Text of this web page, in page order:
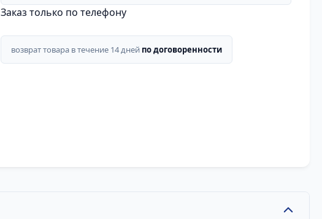
Заказ только по телефону
возврат товара в течение 14 дней по договоренности